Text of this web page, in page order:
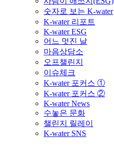
숫자로 보는 K-water
K-water 리포트
K-water ESG
어느 멋진 날
마음상담소
오프챌린지
이슈체크
K-water 포커스 ①
K-water 포커스 ②
K-water News
수놓은 문화
챌린지 릴레이
K-water SNS